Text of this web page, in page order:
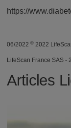
https://
06/2022 © 2022
LifeScan France SAS -
Articles